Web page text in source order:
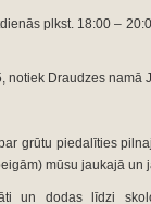
plkst. 18:00 –
notiek Draudzes namā
grūtu piedalīties
mūsu jaukajā un
un dodas līdzi